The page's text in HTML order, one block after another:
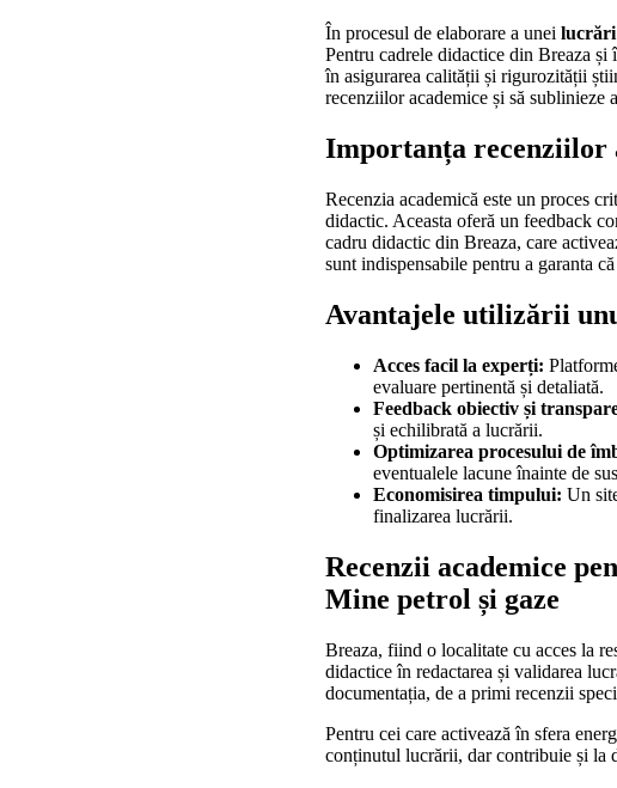
În procesul de elaborare a unei lucrări
Pentru cadrele didactice din Breaza și
în asigurarea calității și rigurozității
recenziilor academice și să
Importanța recenziilor
Recenzia academică este un proces
didactic. Aceasta oferă un feedback
cadru didactic din Breaza, care
sunt indispensabile pentru a garanta
Avantajele utilizării
Acces facil la experți:
evaluare pertinentă și detaliată.
Feedback obiectiv și
și echilibrată a lucrării.
Optimizarea procesului de
eventualele lacune înainte de
Economisirea timpului: Un
finalizarea lucrării.
Recenzii academice
Mine petrol și gaze
Breaza, fiind o localitate cu acces la
didactice în redactarea și validarea
documentația, de a primi recenzii
Pentru cei care activează în sfera
conținutul lucrării, dar contribuie și la